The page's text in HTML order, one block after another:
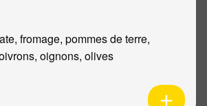
fromage, pommes de terre,
oignons, olives